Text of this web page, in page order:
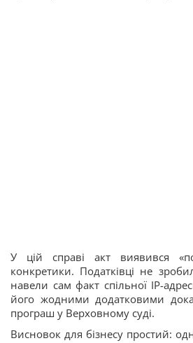
У цій справі акт виявився
конкретики. Податківці не
навели сам факт спільної IP-
його жодними додатковими
програш у Верховному суді.
Висновок для бізнесу простий: